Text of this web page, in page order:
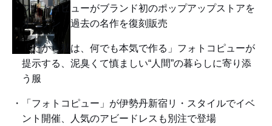
フォトコピューがブランド初のポップアップストアを
オープン 過去の名作を復刻販売
「だから私は、何でも本気で作る」フォトコピューが
提示する、泥臭くて慎ましい“人間”の暮らしに寄り添
う服
「フォトコピュー」が伊勢丹新宿リ・スタイルでイベ
ント開催、人気のアビードレスも別注で登場